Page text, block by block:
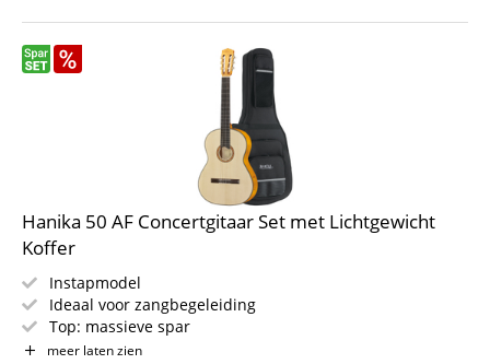
Hanika 50 AF Concertgitaar Set met Lichtgewicht
Koffer
Instapmodel
Ideaal voor zangbegeleiding
Top: massieve spar
Achterkant & zijkanten: massief esdoorn, gebeitst
meer laten zien